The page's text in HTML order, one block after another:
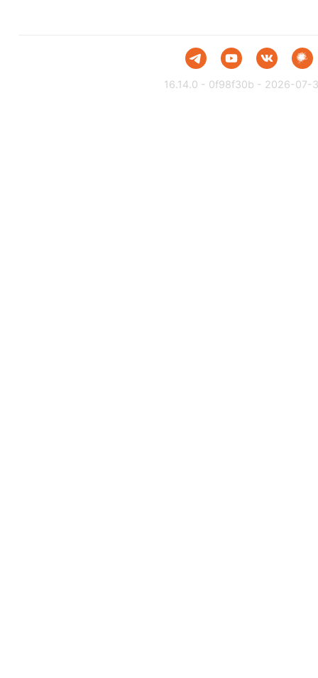
16.14.0 - 0f98f30b - 2026-07-